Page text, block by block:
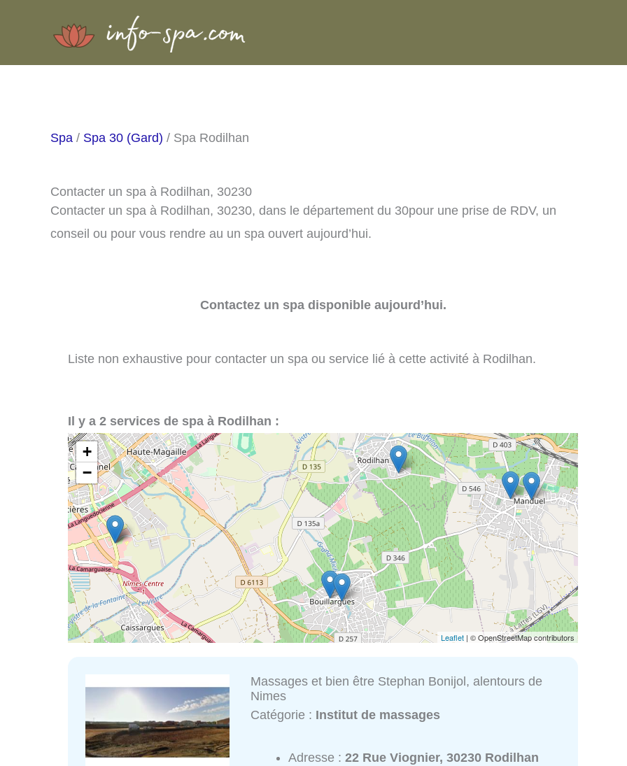
Spa / Spa 30 (Gard) / Spa Rodilhan
Contacter un spa à Rodilhan, 30230
Contacter un spa à Rodilhan, 30230, dans le département du 30pour une prise de RDV, un
conseil ou pour vous rendre au un spa ouvert aujourd’hui.
Contactez un spa disponible aujourd’hui.
Liste non exhaustive pour contacter un spa ou service lié à cette activité à Rodilhan.
Il y a 2 services de spa à Rodilhan :
+
−
Leaflet | © OpenStreetMap contributors
Massages et bien être Stephan Bonijol, alentours de
Nimes
Catégorie : Institut de massages
Adresse :22 Rue Viognier, 30230 Rodilhan